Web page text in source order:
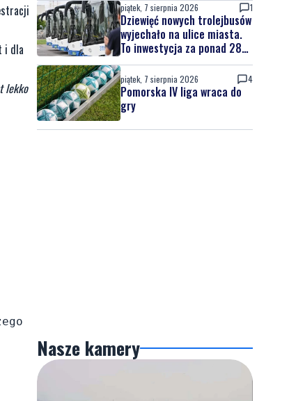
i dla
lekko
piątek, 7 sierpnia 2026 1
Dziewięć nowych trolejbusów
wyjechało na ulice miasta.
To inwestycja za ponad 28
mln zł
piątek, 7 sierpnia 2026 4
Pomorska IV liga wraca do
gry
Nasze kamery